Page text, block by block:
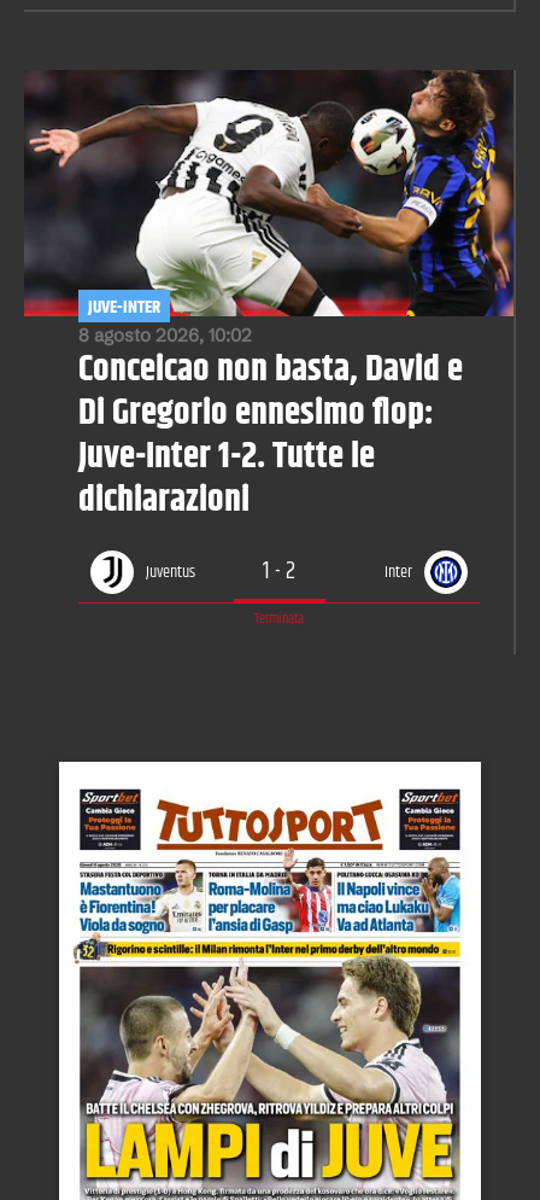
8 agosto 2026, 10:02
JUVE-INTER
Conceicao non basta, David e
Di Gregorio ennesimo flop:
Juve-Inter 1-2. Tutte le
dichiarazioni
Juventus 1-2 Inter
Terminata